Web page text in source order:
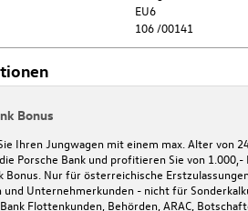
EU6
106 /00141
Bonus
Ihren Jungwagen mit einem max. Alter von
Porsche Bank und profitieren Sie von 1.000,-
Bonus. Nur für österreichische
und Unternehmerkunden - nicht für
Flottenkunden, Behörden, ARAC,